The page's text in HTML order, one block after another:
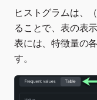
ヒストグラムは、
ることで、表の表
表には、特徴量の
す。